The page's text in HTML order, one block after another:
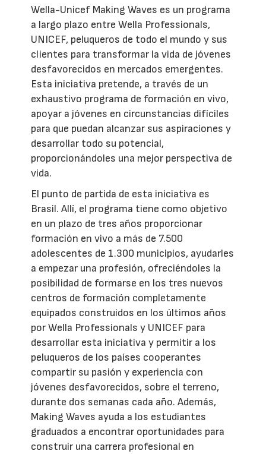
Wella-Unicef Making Waves es un programa
a largo plazo entre Wella Professionals,
UNICEF, peluqueros de todo el mundo y sus
clientes para transformar la vida de jóvenes
desfavorecidos en mercados emergentes.
Esta iniciativa pretende, a través de un
exhaustivo programa de formación en vivo,
apoyar a jóvenes en circunstancias difíciles
para que puedan alcanzar sus aspiraciones y
desarrollar todo su potencial,
proporcionándoles una mejor perspectiva de
vida.
El punto de partida de esta iniciativa es
Brasil. Allí, el programa tiene como objetivo
en un plazo de tres años proporcionar
formación en vivo a más de 7.500
adolescentes de 1.300 municipios, ayudarles
a empezar una profesión, ofreciéndoles la
posibilidad de formarse en los tres nuevos
centros de formación completamente
equipados construidos en los últimos años
por Wella Professionals y UNICEF para
desarrollar esta iniciativa y permitir a los
peluqueros de los países cooperantes
compartir su pasión y experiencia con
jóvenes desfavorecidos, sobre el terreno,
durante dos semanas cada año. Además,
Making Waves ayuda a los estudiantes
graduados a encontrar oportunidades para
construir una carrera profesional en